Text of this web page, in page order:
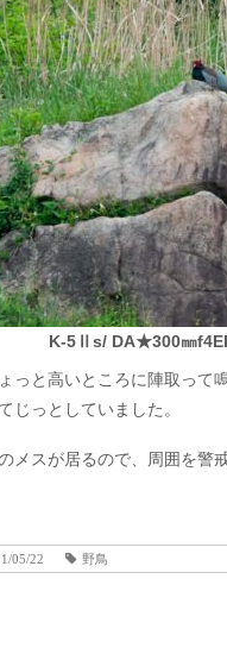
K-5Ⅱs/ DA★300㎜
っと高いところに陣取って
じっとしていました。
メスが居るので、周囲を警
05/22 野鳥